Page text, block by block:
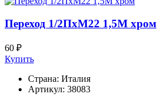
Переход 1/2ПхМ22 1,5М хром
60 ₽
Купить
Страна: Италия
Артикул: 38083